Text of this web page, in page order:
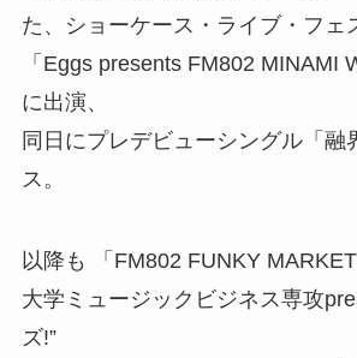
た、ショーケース・ライブ・フェ
「Eggs presents FM802 MINAMI
に出演、
同日にプレデビューシングル「融
ス。
以降も 「FM802 FUNKY
大学ミュージックビジネス専攻
ズ!”